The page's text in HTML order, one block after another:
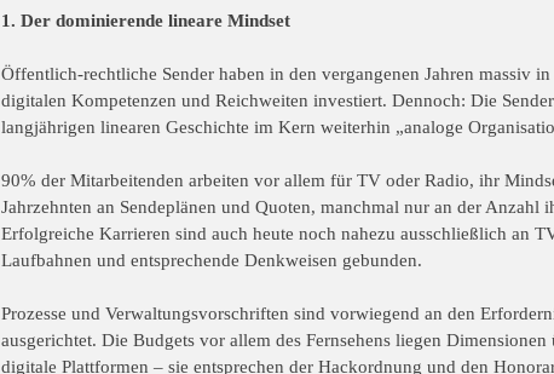
1. Der dominierende lineare Mindset
Öffentlich-rechtliche Sender haben in den vergangenen Jahren massiv in
digitalen Kompetenzen und Reichweiten investiert. Dennoch: Die
langjährigen linearen Geschichte im Kern weiterhin „analoge
90% der Mitarbeitenden arbeiten vor allem für TV oder Radio, ihr
Jahrzehnten an Sendeplänen und Quoten, manchmal nur an der Anzahl
Erfolgreiche Karrieren sind auch heute noch nahezu ausschließlich an
Laufbahnen und entsprechende Denkweisen gebunden.
Prozesse und Verwaltungsvorschriften sind vorwiegend an den
ausgerichtet. Die Budgets vor allem des Fernsehens liegen Dimensionen
digitale Plattformen – sie entsprechen der Hackordnung und den